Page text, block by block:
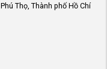
Thọ, Thành phố Hồ Chí